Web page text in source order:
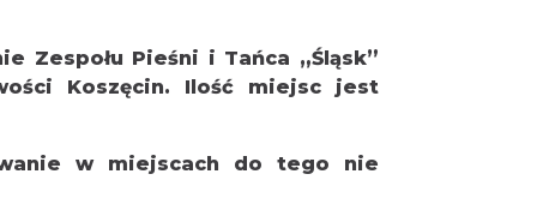
Zespołu Pieśni i Tańca „Śląsk”
Koszęcin. Ilość miejsc jest
w miejscach do tego nie